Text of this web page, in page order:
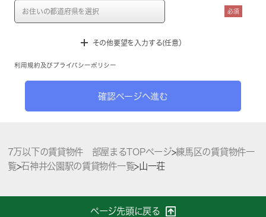
必須
その他要望を入力する(任意）
利用規約 及び プライバシーポリシー
確認ページへ進む
7万以下の賃貸物件 部屋まるTOPページ>練馬区の賃貸物件一
覧>石神井公園駅の賃貸物件一覧>山一荘
ページ先頭に戻る